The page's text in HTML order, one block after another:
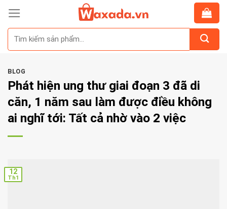
Skip
content
BLOG
Phát hiện ung thư giai đoạn 3 đã di
căn, 1 năm sau làm được điều không
ai nghĩ tới: Tất cả nhờ vào 2 việc
12
Th1